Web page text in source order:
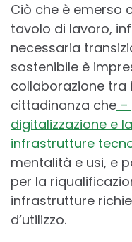
Ciò che è emerso
tavolo di lavoro,
necessaria
sostenibile è
collaborazione tra
cittadinanza che –
digitalizzazione e
infrastrutture
mentalità e usi, e
per la
infrastrutture
d’utilizzo.